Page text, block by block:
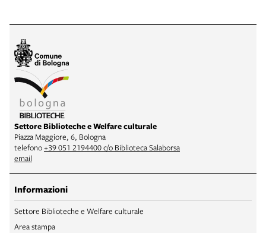
Settore Biblioteche e Welfare culturale
Piazza Maggiore, 6, Bologna
telefono+39 051 2194400 c/o Biblioteca Salaborsa
email
Informazioni
Settore Biblioteche e Welfare culturale
Area stampa